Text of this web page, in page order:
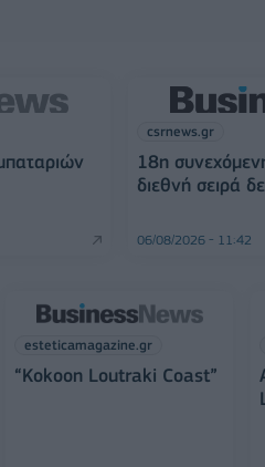
csrnews.gr
18η
διεθνή σειρά
06/08/2026 - 11:42
esteticamagazine.gr
“Kokoon Loutraki Coast”